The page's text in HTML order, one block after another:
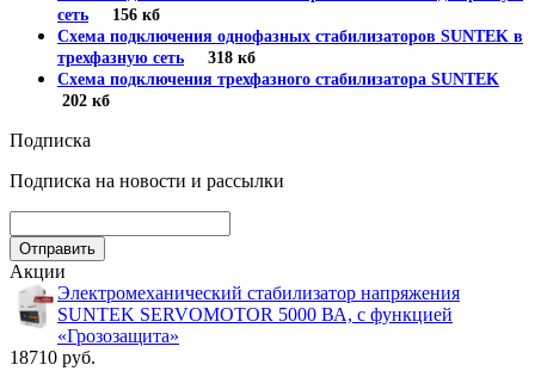
сеть 156 кб
Схема подключения однофазных стабилизаторов SUNTEK в
трехфазную сеть 318 кб
Схема подключения трехфазного стабилизатора SUNTEK
202 кб
Подписка
Подписка на новости и рассылки
Акции
Электромеханический стабилизатор напряжения
SUNTEK SERVOMOTOR 5000 ВА, с функцией
«Грозозащита»
18710 руб.